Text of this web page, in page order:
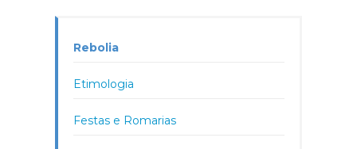
Rebolia
Etimologia
Festas e Romarias